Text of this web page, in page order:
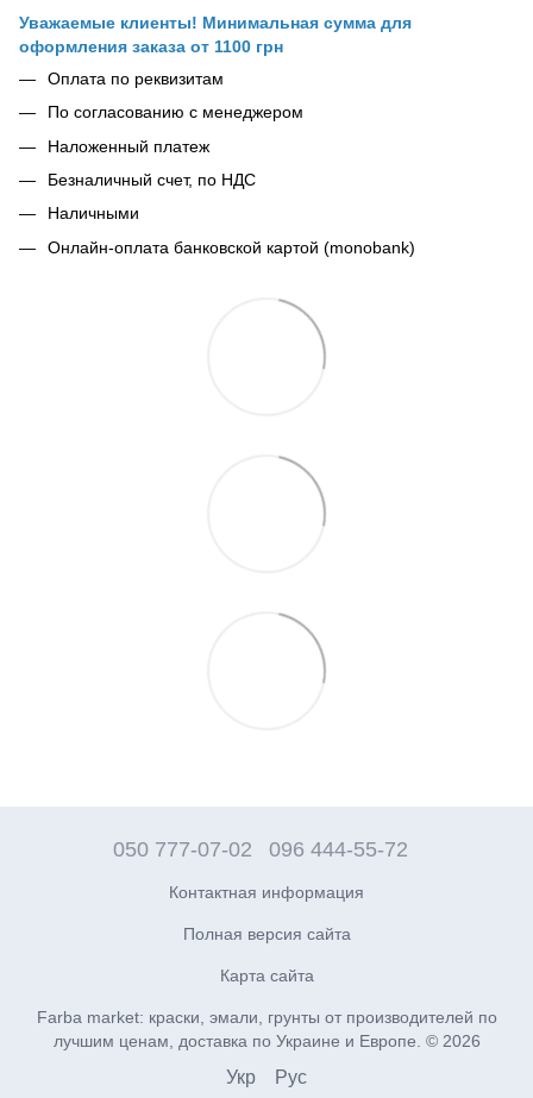
Уважаемые клиенты! Минимальная сумма для
оформления заказа от 1100 грн
Оплата по реквизитам
По согласованию с менеджером
Наложенный платеж
Безналичный счет, по НДС
Наличными
Онлайн-оплата банковской картой (monobank)
050 777-07-02 096 444-55-72
Контактная информация
Полная версия сайта
Карта сайта
Farba market: краски, эмали, грунты от производителей по
лучшим ценам, доставка по Украине и Европе. © 2026
Укр Рус